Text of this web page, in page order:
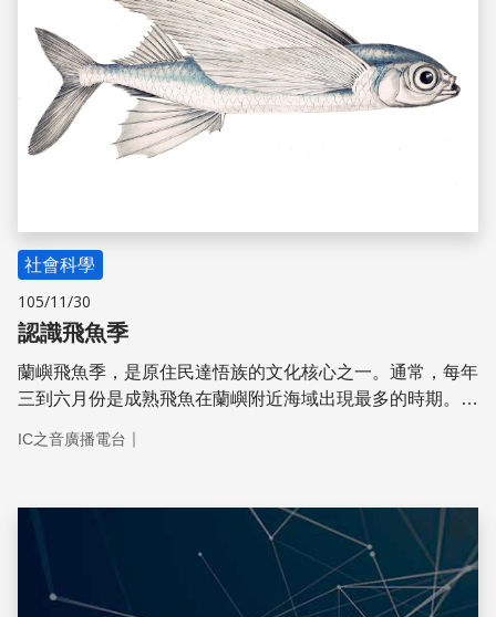
社會科學
105/11/30
認識飛魚季
蘭嶼飛魚季，是原住民達悟族的文化核心之一。通常，每年
三到六月份是成熟飛魚在蘭嶼附近海域出現最多的時期。飛
蛋白質來源。
IC之音廣播電台 ｜
儲存